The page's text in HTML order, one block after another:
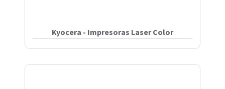
Kyocera - Impresoras Laser Color